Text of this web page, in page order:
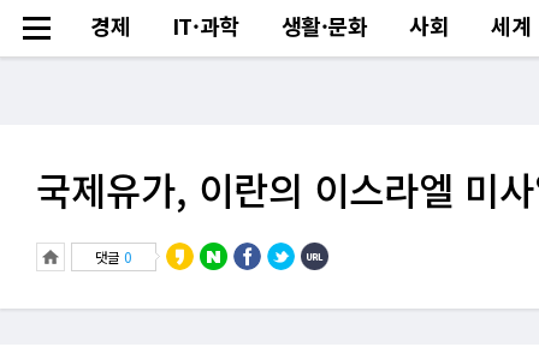
경제 IT·과학 생활·문화 사회 세계
국제유가, 이란의 이스라엘 미
댓글 0